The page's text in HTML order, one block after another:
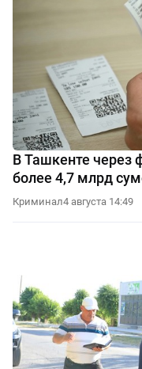
В Ташкенте через
более 4,7 млрд
Криминал4 августа 14:49